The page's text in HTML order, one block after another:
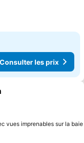
Consulter les prix
mes favoris
vues imprenables sur la baie